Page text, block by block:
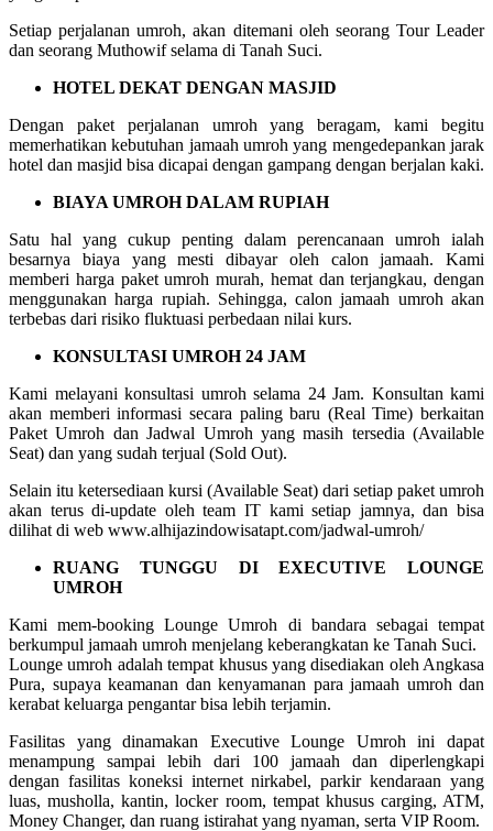
Setiap perjalanan umroh, akan ditemani oleh seorang Tour Leader
dan seorang Muthowif selama di Tanah Suci.
HOTEL DEKAT DENGAN MASJID
Dengan paket perjalanan umroh yang beragam, kami begitu
memerhatikan kebutuhan jamaah umroh yang mengedepankan jarak
hotel dan masjid bisa dicapai dengan gampang dengan berjalan kaki.
BIAYA UMROH DALAM RUPIAH
Satu hal yang cukup penting dalam perencanaan umroh ialah
besarnya biaya yang mesti dibayar oleh calon jamaah. Kami
memberi harga paket umroh murah, hemat dan terjangkau, dengan
menggunakan harga rupiah. Sehingga, calon jamaah umroh akan
terbebas dari risiko fluktuasi perbedaan nilai kurs.
KONSULTASI UMROH 24 JAM
Kami melayani konsultasi umroh selama 24 Jam. Konsultan kami
akan memberi informasi secara paling baru (Real Time) berkaitan
Paket Umroh dan Jadwal Umroh yang masih tersedia (Available
Seat) dan yang sudah terjual (Sold Out).
Selain itu ketersediaan kursi (Available Seat) dari setiap paket umroh
akan terus di-update oleh team IT kami setiap jamnya, dan bisa
dilihat di web www.alhijazindowisatapt.com/jadwal-umroh/
RUANG TUNGGU DI EXECUTIVE LOUNGE
UMROH
Kami mem-booking Lounge Umroh di bandara sebagai tempat
berkumpul jamaah umroh menjelang keberangkatan ke Tanah Suci.
Lounge umroh adalah tempat khusus yang disediakan oleh Angkasa
Pura, supaya keamanan dan kenyamanan para jamaah umroh dan
kerabat keluarga pengantar bisa lebih terjamin.
Fasilitas yang dinamakan Executive Lounge Umroh ini dapat
menampung sampai lebih dari 100 jamaah dan diperlengkapi
dengan fasilitas koneksi internet nirkabel, parkir kendaraan yang
luas, musholla, kantin, locker room, tempat khusus carging, ATM,
Money Changer, dan ruang istirahat yang nyaman, serta VIP Room.